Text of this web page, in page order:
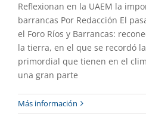
Reflexionan en la UAEM la
barrancas Por Redacción El
el Foro Ríos y Barrancas:
la tierra, en el que se recordó
primordial que tienen en el
una gran parte
Más información